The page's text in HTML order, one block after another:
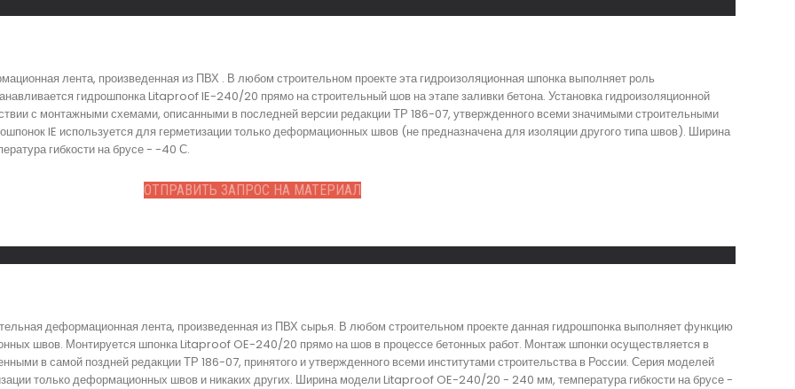
лента, произведенная из ПВХ . В любом строительном проекте эта гидроизоляционная шпонка выполняет роль
гидрошпонка Litaproof IE-240/20 прямо на строительный шов на этапе заливки бетона. Установка гидроизоляционной
с монтажными схемами, описанными в последней версии редакции ТР 186-07, утвержденного всеми значимыми строительными
IE используется для герметизации только деформационных швов (не предназначена для изоляции другого типа швов). Ширина
гибкости на брусе - -40 С.
ОТПРАВИТЬ ЗАПРОС НА МАТЕРИАЛ
деформационная лента, произведенная из ПВХ сырья. В любом строительном проекте данная гидрошпонка выполняет функцию
швов. Монтируется шпонка Litaproof OE-240/20 прямо на шов в процессе бетонных работ. Монтаж шпонки осуществляется в
в самой поздней редакции ТР 186-07, принятого и утвержденного всеми институтами строительства в России. Серия моделей
только деформационных швов и никаких других. Ширина модели Litaproof OE-240/20 - 240 мм, температура гибкости на брусе -